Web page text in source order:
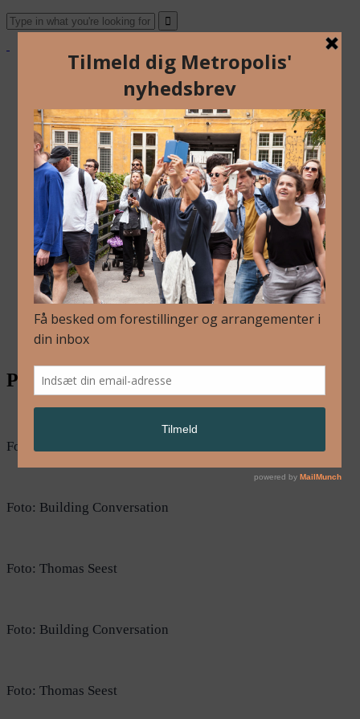
Blog
Arkiv
Nyhedsbrev
Kalender
Kontakt
Dansk
Om Os
Blog
Arkiv
Nyhedsbrev
Kalender
Dansk
Pressefotos Talking Landscapes
Foto: Building Conversation
Foto: Building Conversation
Foto: Thomas Seest
Foto: Building Conversation
Foto: Thomas Seest